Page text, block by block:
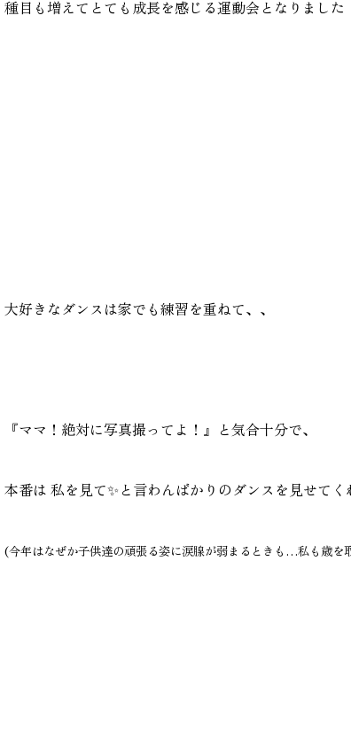
種目も増えてとても成長を感じる運動会となりました
大好きなダンスは家でも練習を重ねて、、
『ママ！絶対に写真撮ってよ！』と気合十分で、
本番は 私を見て✨と言わんばかりのダンスを見せてく
(今年はなぜか子供達の頑張る姿に涙腺が弱まるときも…私も歳